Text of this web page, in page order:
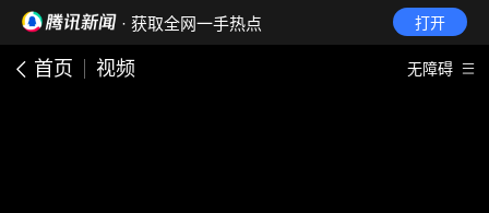
· 获取全网一手热点 打开
首页 视频 无障碍